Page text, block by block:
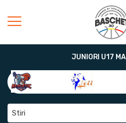
JUNIORI U17
Stiri